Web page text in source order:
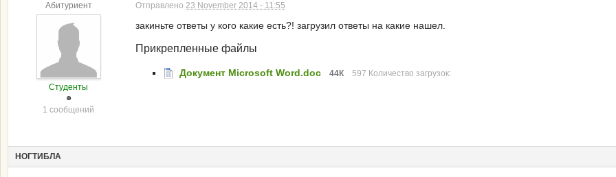
Абитуриент
Студенты
1 сообщений
Отправлено 23 November 2014 - 11:55
закиньте ответы у кого какие есть?! загрузил ответы на какие нашел.
Прикрепленные файлы
Документ Microsoft Word.doc 44К 597 Количество загрузок:
НОГТИБЛА